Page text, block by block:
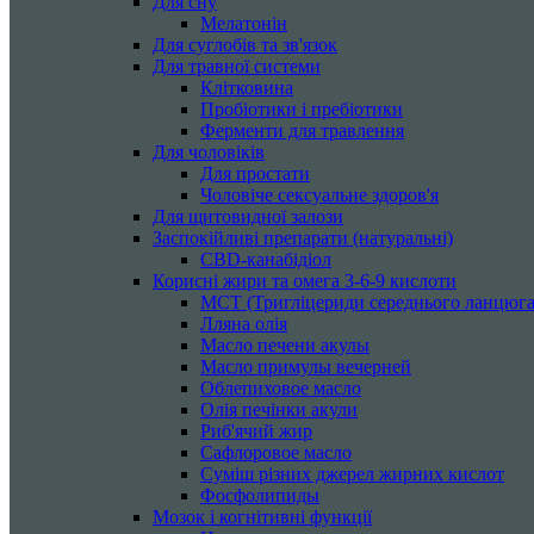
Мелатонін
Для суглобів та зв'язок
Для травної системи
Клітковина
Пробіотики і пребіотики
Ферменти для травлення
Для чоловіків
Для простати
Чоловіче сексуальне здоров'я
Для щитовидної залози
Заспокійливі препарати (натуральні)
CBD-канабідіол
Корисні жири та омега 3-6-9 кислоти
MCT (Тригліцериди середнього
Лляна олія
Масло печени акулы
Масло примулы вечерней
Облепиховое масло
Олія печінки акули
Риб'ячий жир
Сафлоровое масло
Суміш різних джерел жирних кислот
Фосфолипиды
Мозок і когнітивні функції